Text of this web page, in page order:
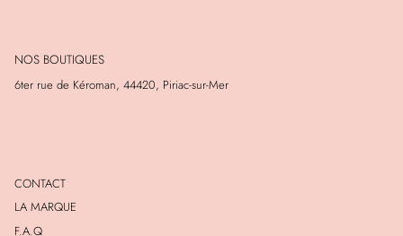
NOS BOUTIQUES
6ter rue de Kéroman, 44420, Piriac-sur-Mer
CONTACT
LA MARQUE
F.A.Q